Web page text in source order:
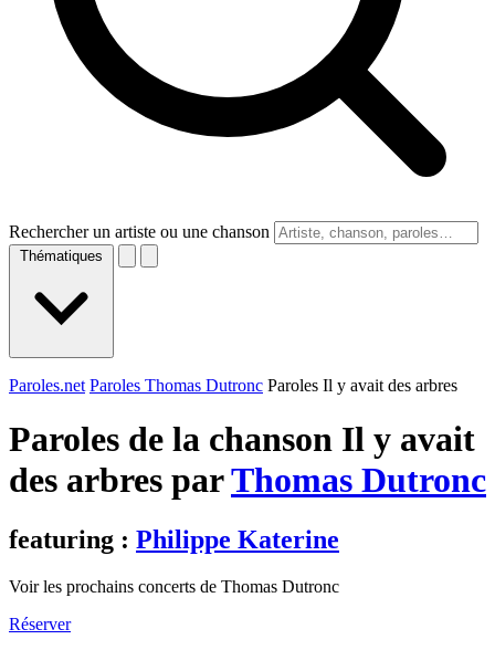
Rechercher un artiste ou une chanson
Thématiques
Paroles.net Paroles Thomas Dutronc Paroles Il y avait des arbres
Paroles de la chanson Il y avait
des arbres parThomas Dutronc
featuring : Philippe Katerine
Voir les prochains concerts de Thomas Dutronc
Réserver